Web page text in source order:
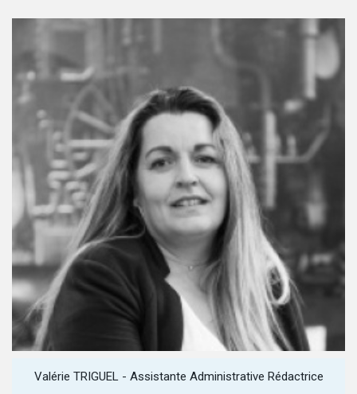
Valérie TRIGUEL - Assistante Administrative Rédactrice